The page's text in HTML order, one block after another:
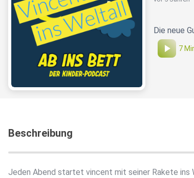
Die neue
7
Beschreibung
Jeden Abend startet vincent mit seiner Rakete ins